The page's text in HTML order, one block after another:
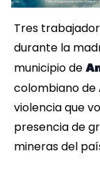
Tres
durante la
municipio de
colombiano de
violencia que
presencia de
mineras del